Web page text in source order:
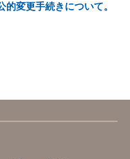
変更手続きについて。